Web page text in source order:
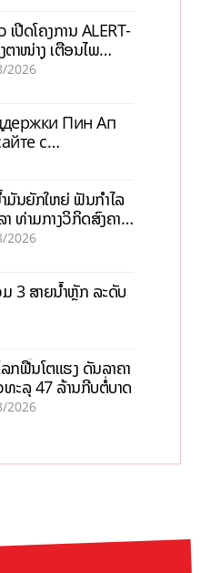
ເປີດໂຄງການ ALERT-
ຕາໜ່າງ ເຕືອນໄພ
ບາດທົ່ວປະເທດ
2026
Пин Ап
с
ນຍັກໃຫຍ່ ຟັນກຳໄລ
າ ທ່າມກາງວິກິດສົງຄາມ
ນແພງ
2026
3 ສາຍນໍ້າຫຼັກ ລະດັບ
ລກຟື້ນໂຕແຮງ ດັນລາຄາ
ທະລຸ 47 ລ້ານກີບຕໍ່ບາດ
2026